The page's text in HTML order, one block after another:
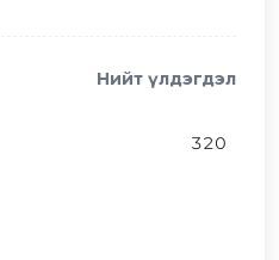
Нийт үлдэгдэл
320